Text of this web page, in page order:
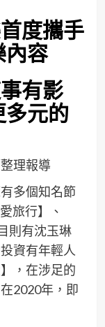
度攜手
內容
有影
多元的
理報導
多個知名節
旅行】、
則有沈玉琳
資有年輕人
，在涉足的
2020年，即